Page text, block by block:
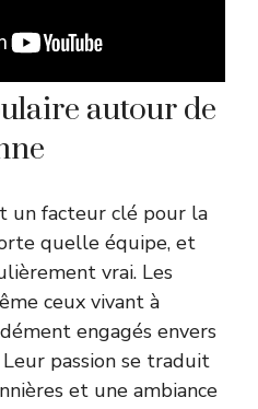
autour de
un facteur clé pour la
quelle équipe, et
vrai. Les
ceux vivant à
engagés envers
passion se traduit
et une ambiance